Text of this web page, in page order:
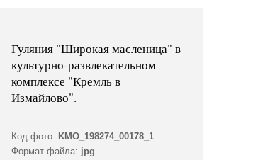
Гуляния "Широкая масленица" в
культурно-развлекательном
комплексе "Кремль в
Измайлово".
Код фото: KMO_198274_00178_1
Формат файла: jpg